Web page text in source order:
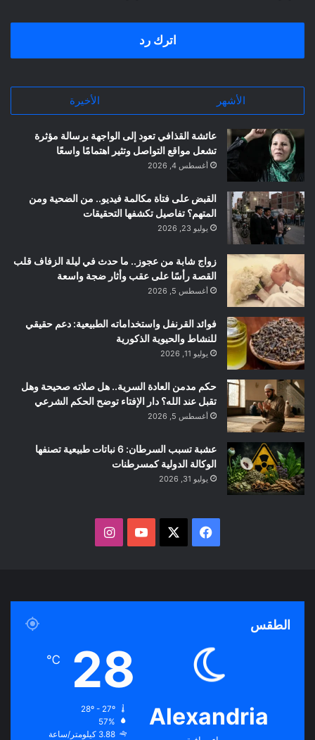
اترك رد
الأشهر الأخيرة
عائشة القذافي تعود إلى الواجهة برسالة مؤثرة
تشعل مواقع التواصل وتثير اهتمامًا واسعًا
أغسطس 4, 2026
القبض على فتاة مكالمة فيديو.. من الضحية ومن
المتهم؟ تفاصيل تكشفها التحقيقات
يوليو 23, 2026
زواج شابة من عجوز.. ما حدث في ليلة الزفاف قلب
القصة رأسًا على عقب وأثار ضجة واسعة
أغسطس 5, 2026
فوائد القرنفل واستخداماته الطبيعية: دعم حقيقي
للنشاط والحيوية الذكورية
يوليو 11, 2026
حكم مدمن العادة السرية.. هل صلاته صحيحة وهل
تقبل عند الله؟ دار الإفتاء توضح الحكم الشرعي
أغسطس 5, 2026
عشبة تسبب السرطان: 6 نباتات طبيعية تصنفها
الوكالة الدولية كمسرطنات
يوليو 31, 2026
ك
u
ر
م
الطقس
Alexandria
28
℃
57%
3.88 كيلومتر/ساعة